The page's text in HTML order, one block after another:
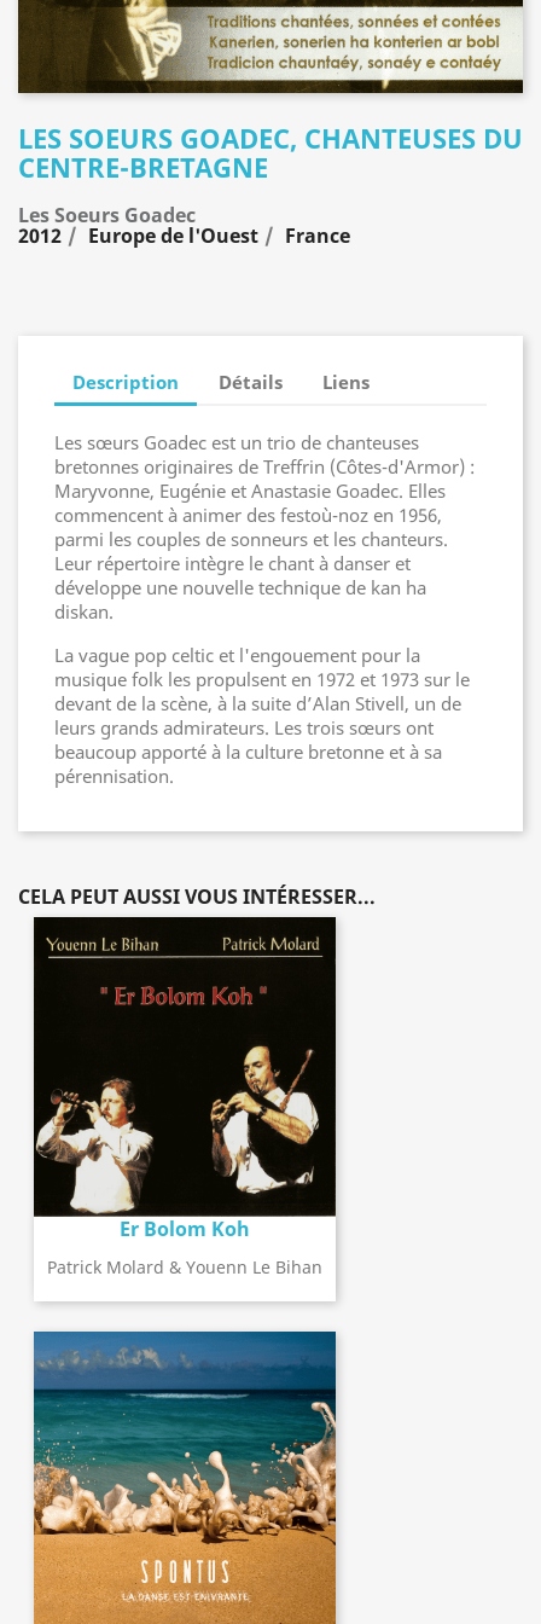
LES SOEURS GOADEC, CHANTEUSES DU
CENTRE-BRETAGNE
Les Soeurs Goadec
2012 Europe de l'Ouest France
Description Détails Liens
Les sœurs Goadec est un trio de chanteuses
bretonnes originaires de Treffrin (Côtes-d'Armor) :
Maryvonne, Eugénie et Anastasie Goadec. Elles
commencent à animer des festoù-noz en 1956,
parmi les couples de sonneurs et les chanteurs.
Leur répertoire intègre le chant à danser et
développe une nouvelle technique de kan ha
diskan.
La vague pop celtic et l'engouement pour la
musique folk les propulsent en 1972 et 1973 sur le
devant de la scène, à la suite d’Alan Stivell, un de
leurs grands admirateurs. Les trois sœurs ont
beaucoup apporté à la culture bretonne et à sa
pérennisation.
CELA PEUT AUSSI VOUS INTÉRESSER...
Er Bolom Koh
Patrick Molard & Youenn Le Bihan